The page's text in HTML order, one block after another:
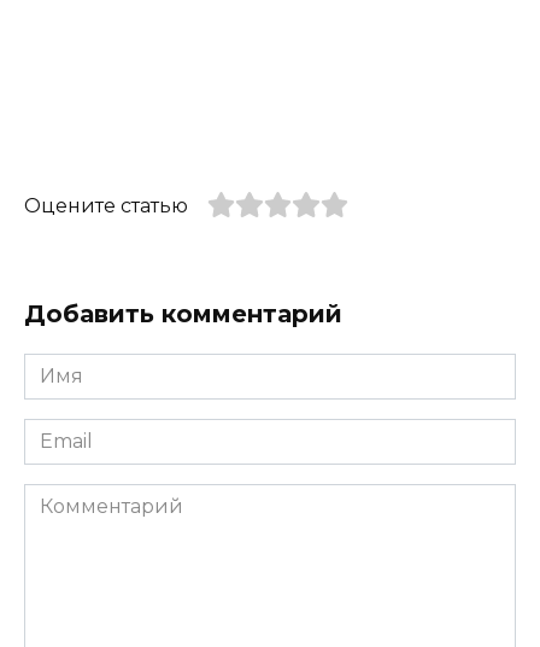
Оцените статью
Добавить комментарий
Имя
*
Email
*
Комментарий